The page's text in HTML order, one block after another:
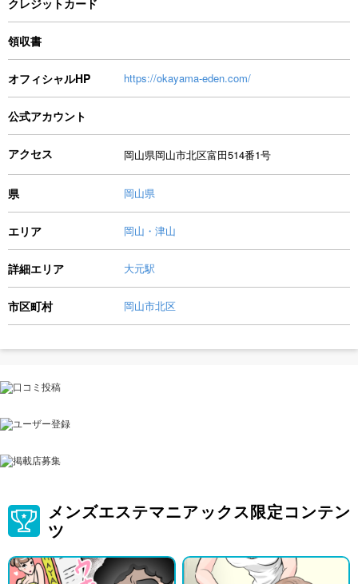
クレジットカード
領収書
オフィシャルHP https://okayama-eden.com/
公式アカウント
アクセス 岡山県岡山市北区富田514番1号
県 岡山県
エリア 岡山・津山
詳細エリア 大元駅
市区町村 岡山市北区
メンズエステマニアックス限定コンテン
ツ